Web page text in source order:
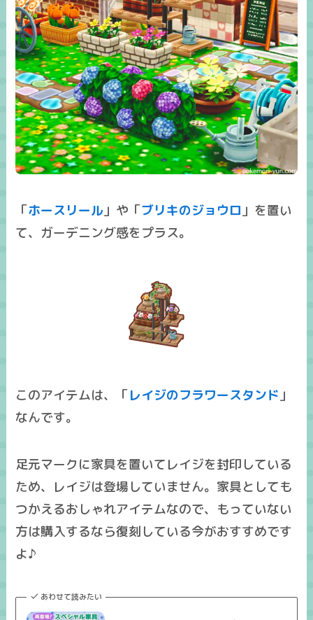
「ホースリール 」や「ブリキのジョウロ 」を置い
て、ガーデニング感をプラス。
このアイテムは、「レイジのフラワースタンド 」
なんです。
足元マークに家具を置いてレイジを封印している
ため、レイジは登場していません。家具としても
つかえるおしゃれアイテムなので、もっていない
方は購入するなら復刻している今がおすすめです
よ♪
あわせて読みたい